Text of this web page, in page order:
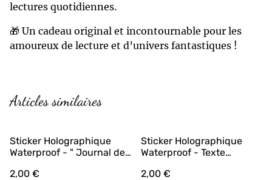
lectures quotidiennes.
🎁 Un cadeau original et incontournable pour les
amoureux de lecture et d’univers fantastiques !
Articles similaires
Sticker Holographique
Waterproof - " Journal de
2,00 €
Sticker Holographique
Waterproof - Texte
2,00 €